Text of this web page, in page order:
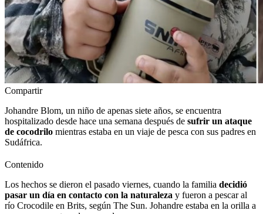
Compartir
Johandre Blom, un niño de apenas siete años, se encuentra
hospitalizado desde hace una semana después de sufrir un ataque
de cocodrilo mientras estaba en un viaje de pesca con sus padres en
Sudáfrica.
Contenido
Los hechos se dieron el pasado viernes, cuando la familia decidió
pasar un día en contacto con la naturaleza y fueron a pescar al
río Crocodile en Brits, según The Sun. Johandre estaba en la orilla a